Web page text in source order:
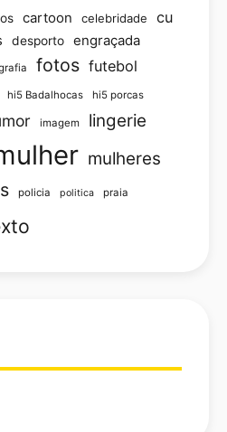
cartoon celebridade cu
desporto engraçada
fotos futebol
hi5 Badalhocas hi5 porcas
imagem lingerie
mulheres
policia politica praia